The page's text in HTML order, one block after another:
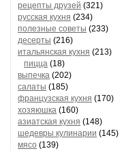
рецепты друзей (321)
русская кухня (234)
полезные советы (233)
десерты (216)
итальянская кухня (213)
пицца (18)
выпечка (202)
салаты (185)
французская кухня (170)
хозяюшка (160)
азиатская кухня (148)
шедевры кулинарии (145)
мясо (139)